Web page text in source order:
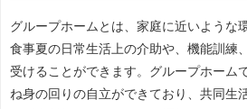
グループホームとは、家庭に近いような
食事夏の日常生活上の介助や、機能訓練
受けることができます。グループホーム
ね身の回りの自立ができており、共同生